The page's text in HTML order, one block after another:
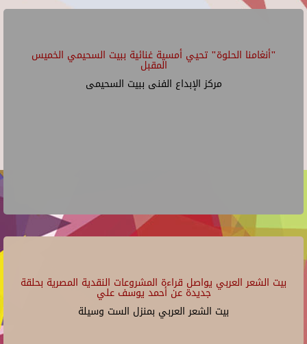
"أنغامنا الحلوة" تحيي أمسية غنائية ببيت السحيمي الخميس
المقبل
مركز الإبداع الفنى ببيت السحيمى
بيت الشعر العربي يواصل قراءة المشروعات النقدية المصرية بحلقة
جديدة عن أحمد يوسف علي
بيت الشعر العربي بمنزل الست وسيلة